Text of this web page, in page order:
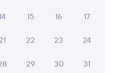
вагона... Персонал
15 16 17
21 22 23 24
29 30 31